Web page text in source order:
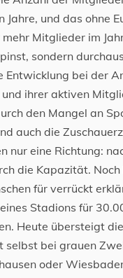
Jahre, und das ohne
Mitglieder im
sondern
Entwicklung bei der
ihrer aktiven
den Mangel an
auch die
nur eine Richtung:
die Kapazität.
für verrückt
Stadions für
Heute übersteigt
selbst bei grauen
oder